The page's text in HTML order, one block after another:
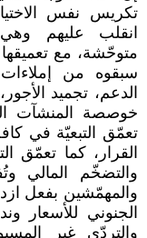
تكريس نفس
انقلب عليهم وهي
متوحّشة، مع تعميقها
سبقوه من إملاءات
الدعم، تجميد
خوصصة المنشآت
تعمّق التبعيّة في
القرار، كما تعمّق
والتضخّم المالي
والمهمّشين بفعل
الجنوني للأسعار
والتردّي غير